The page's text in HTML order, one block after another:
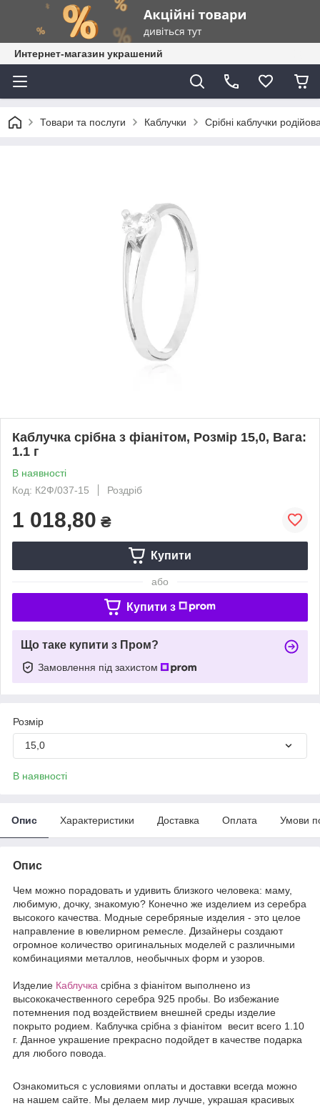
Интернет-магазин украшений
Товари та послуги Каблучки Срібні каблучки
Каблучка срібна з фіанітом, Розмір 15,0, Вага:
1.1 г
В наявності
Код: К2Ф/037-15
Роздріб
1 018,80 ₴
Купити
або
Купити з
Що таке купити з Пром?
Замовлення під захистом
Розмір
15,0
В наявності
Опис Характеристики Доставка Оплата Умови
Опис
Чем можно порадовать и удивить близкого человека: маму,
любимую, дочку, знакомую? Конечно же изделием из серебра
высокого качества. Модные серебряные изделия - это целое
направление в ювелирном ремесле. Дизайнеры создают
огромное количество оригинальных моделей с различными
комбинациями металлов, необычных форм и узоров.
Изделие Каблучка срібна з фіанітом выполнено из
высококачественного серебра 925 пробы. Во избежание
потемнения под воздействием внешней среды изделие
покрыто родием. Каблучка срібна з фіанітом весит всего 1.10
г. Данное украшение прекрасно подойдет в качестве подарка
для любого повода.
Ознакомиться с условиями оплаты и доставки всегда можно
на нашем сайте. Мы делаем мир лучше, украшая красивых